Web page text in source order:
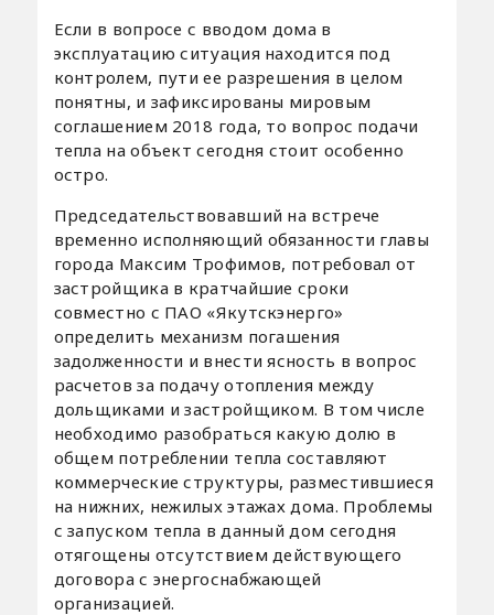
Если в вопросе с вводом дома в
эксплуатацию ситуация находится под
контролем, пути ее разрешения в целом
понятны, и зафиксированы мировым
соглашением 2018 года, то вопрос подачи
тепла на объект сегодня стоит особенно
остро.
Председательствовавший на встрече
временно исполняющий обязанности главы
города Максим Трофимов, потребовал от
застройщика в кратчайшие сроки
совместно с ПАО «Якутскэнерго»
определить механизм погашения
задолженности и внести ясность в вопрос
расчетов за подачу отопления между
дольщиками и застройщиком. В том числе
необходимо разобраться какую долю в
общем потреблении тепла составляют
коммерческие структуры, разместившиеся
на нижних, нежилых этажах дома. Проблемы
с запуском тепла в данный дом сегодня
отягощены отсутствием действующего
договора с энергоснабжающей
организацией.